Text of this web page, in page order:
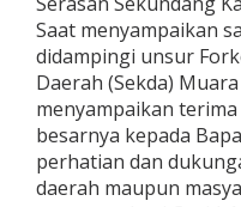
Saat menyampaikan
didampingi unsur
Daerah (Sekda)
menyampaikan
besarnya kepada
perhatian dan
daerah maupun